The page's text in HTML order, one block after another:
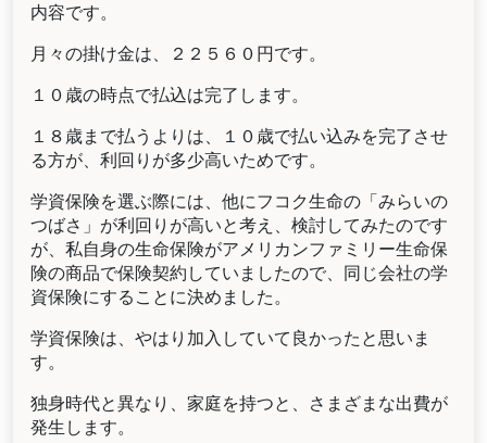
内容です。
月々の掛け金は、２２５６０円です。
１０歳の時点で払込は完了します。
１８歳まで払うよりは、１０歳で払い込みを完了させ
る方が、利回りが多少高いためです。
学資保険を選ぶ際には、他にフコク生命の「みらいの
つばさ」が利回りが高いと考え、検討してみたのです
が、私自身の生命保険がアメリカンファミリー生命保
険の商品で保険契約していましたので、同じ会社の学
資保険にすることに決めました。
学資保険は、やはり加入していて良かったと思いま
す。
独身時代と異なり、家庭を持つと、さまざまな出費が
発生します。